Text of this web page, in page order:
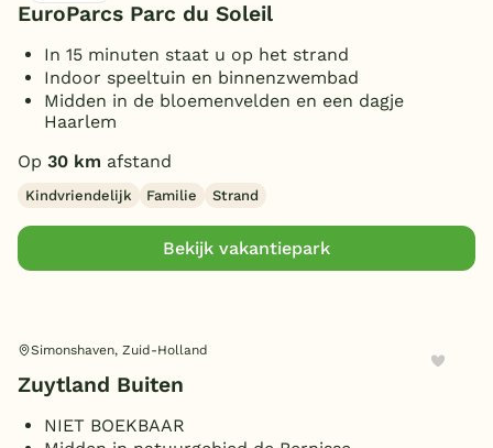
EuroParcs Parc du Soleil
In 15 minuten staat u op het strand
Indoor speeltuin en binnenzwembad
Midden in de bloemenvelden en een dagje
Haarlem
Op 30 km afstand
Kindvriendelijk Familie Strand
Bekijk vakantiepark
Simonshaven, Zuid-Holland
Zuytland Buiten
NIET BOEKBAAR